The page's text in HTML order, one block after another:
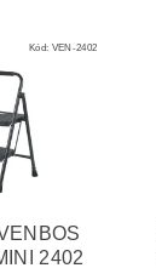
Kód: VEN-2402
2402